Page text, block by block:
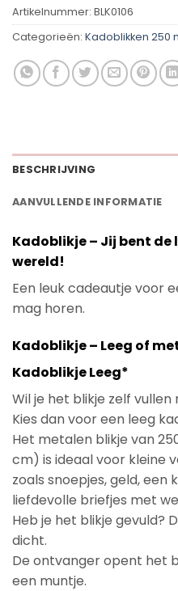
Artikelnummer: BLK0106
Categorieën: Kadoblikken 250
BESCHRIJVING
AANVULLENDE INFORMATIE
Kadoblikje – Jij bent de
wereld!
Een leuk cadeautje voor
mag horen.
Kadoblikje – Leeg of
Kadoblikje Leeg*
Wil je het blikje zelf
Kies dan voor een leeg
Het metalen blikje van
cm) is ideaal voor kleine
zoals snoepjes, geld, een
liefdevolle briefjes met
Heb je het blikje gevuld?
dicht.
De ontvanger opent het
een muntje.